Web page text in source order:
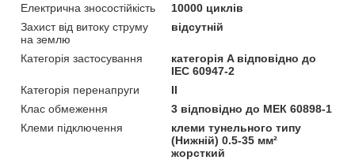
Електрична зносостійкість
10000 циклів
Захист від витоку струму
на землю
відсутній
Категорія застосування
категорія A відповідно до
IEC 60947-2
Категорія перенапруги
II
Клас обмеження
3 відповідно до МЕК 60898-1
Клеми підключення
клеми тунельного типу
(Нижній) 0.5-35 мм²
жорсткий